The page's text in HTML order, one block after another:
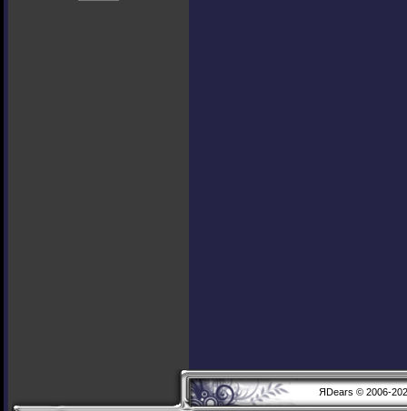
ЯDears © 2006-